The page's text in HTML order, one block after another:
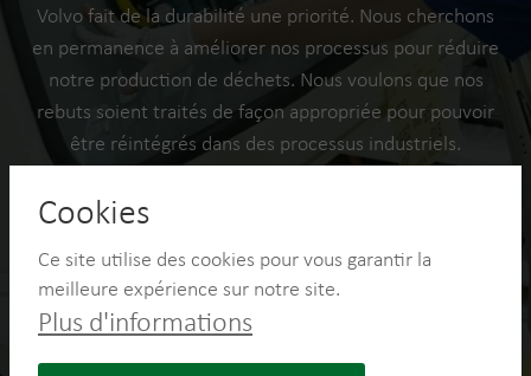
Volvo fait de la durabilité une priorité. Nous cherchons
en permanence à améliorer nos processus pour réduire
notre production de déchets. Nous voulons que nos
rebuts soient traités de façon appropriée pour pouvoir
être réintégrés dans des processus industriels.
Vers le cas Volvo Trucks
Cookies
Ce site utilise des cookies pour vous garantir la
meilleure expérience sur notre site.
Plus d'informations